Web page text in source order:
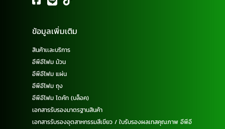
ข้อมูลเพิ่มเติม
สินค้าเเละบริการ
อีพีอีโฟม ม้วน
อีพีอีโฟม แผ่น
อีพีอีโฟม ถุง
อีพีอีโฟม ไดคัท (บล็อค)
เอกสารรับรองมาตรฐานสินค้า
เอกสารรับรองอุตสาหกรรมสีเขียว / ใบรับรองผลเทสคุณภาพ อีพีอี